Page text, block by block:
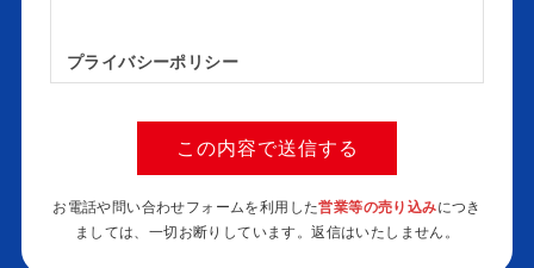
プライバシーポリシー
個人情報を取り扱う当塾業務に鑑み、個人情報保護
に関する法令及びその他の規範、ガイドライン等を
本人の同意を得た上で、適法な手段で取得し、目的
の範囲内において適切に利用します。
お電話や問い合わせフォームを利用した営業等の売り込みにつき
ましては、一切お断りしています。返信はいたしません。